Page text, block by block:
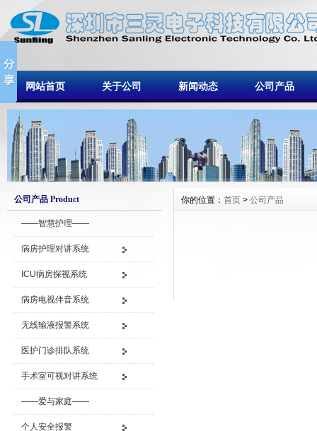
网站首页 关于公司 新闻动态 公司产品
公司产品 Product
——智慧护理——
病房护理对讲系统
ICU病房探视系统
病房电视伴音系统
无线输液报警系统
医护门诊排队系统
手术室可视对讲系统
——爱与家庭——
个人安全报警
你的位置： 首页 > 公司产品